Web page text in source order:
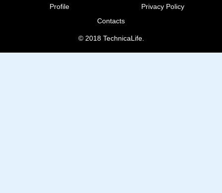
Profile
Privacy Policy
Contacts
© 2018 TechnicaLife.